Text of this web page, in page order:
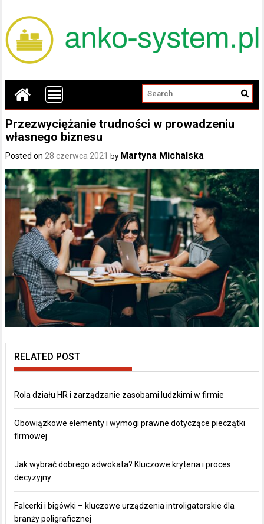
Przezwyciężanie trudności w prowadzeniu
własnego biznesu
Posted on 28 czerwca 2021 by Martyna Michalska
RELATED POST
Rola działu HR i zarządzanie zasobami ludzkimi w firmie
Obowiązkowe elementy i wymogi prawne dotyczące pieczątki
firmowej
Jak wybrać dobrego adwokata? Kluczowe kryteria i proces
decyzyjny
Falcerki i bigówki – kluczowe urządzenia introligatorskie dla
branży poligraficznej